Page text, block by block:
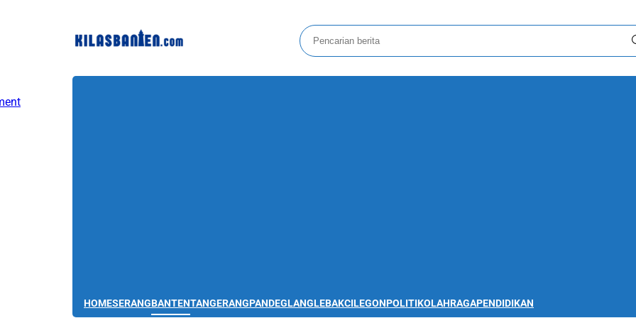
HOMESERANGBANTENTANGERANGPANDEGLANGLEBAKCILEGONPOLITIKOLAHRAGAPENDIDIKAN